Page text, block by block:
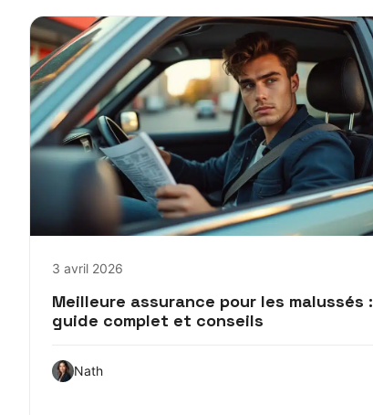
3 avril 2026
Meilleure assurance pour les malussés :
guide complet et conseils
Nath